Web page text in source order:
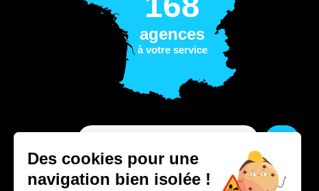
agences
à votre service